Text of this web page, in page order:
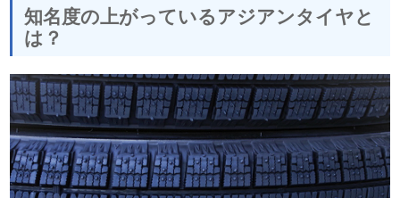
知名度の上がっているアジアンタイヤと
は？